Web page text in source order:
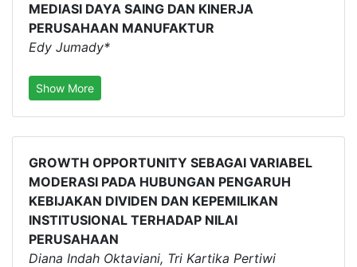
MEDIASI DAYA SAING DAN KINERJA
PERUSAHAAN MANUFAKTUR
Edy Jumady*
Show More
GROWTH OPPORTUNITY SEBAGAI VARIABEL
MODERASI PADA HUBUNGAN PENGARUH
KEBIJAKAN DIVIDEN DAN KEPEMILIKAN
INSTITUSIONAL TERHADAP NILAI
PERUSAHAAN
Diana Indah Oktaviani, Tri Kartika Pertiwi